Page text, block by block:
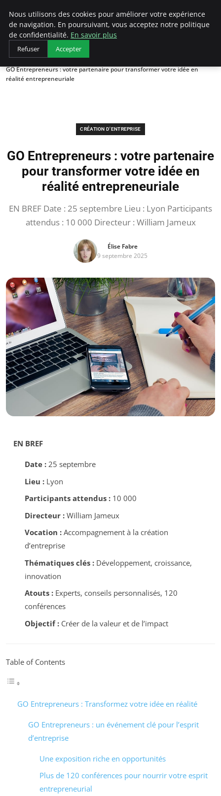
LECFCM
Accueil
Création d'entreprise
GO Entrepreneurs : votre partenaire pour transformer votre idée en
réalité entrepreneuriale
CRÉATION D'ENTREPRISE
GO Entrepreneurs : votre partenaire
pour transformer votre idée en
réalité entrepreneuriale
EN BREF Date : 25 septembre Lieu : Lyon Participants
attendus : 10 000 Directeur : William Jameux
Élise Fabre
9 septembre 2025
EN BREF
Date :25 septembre
Lieu :Lyon
Participants attendus :10 000
Directeur :William Jameux
Vocation :Accompagnement à la création
d’entreprise
Thématiques clés :Développement, croissance,
innovation
Atouts :Experts, conseils personnalisés, 120
conférences
Objectif :Créer de la valeur et de l’impact
Table of Contents
GO Entrepreneurs : Transformez votre idée en réalité
GO Entrepreneurs : un événement clé pour l’esprit
d’entreprise
Une exposition riche en opportunités
Plus de 120 conférences pour nourrir votre esprit
entrepreneurial
Nous utilisons des cookies pour améliorer votre expérience
de navigation. En poursuivant, vous acceptez notre politique
de confidentialité. En savoir plus
Refuser Accepter